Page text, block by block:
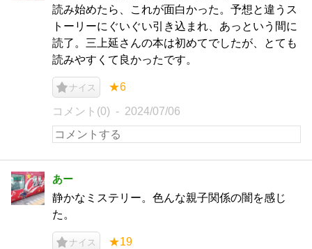
読み始めたら、これが面白かった。予想と違うス
トーリーにぐいぐい引き込まれ、あっという間に
読了。三上延さんの本は初めてでしたが、とても
読みやすくて良かったです。
ナイス ★6
コメント(0) 2024/07/06
あー
静かなミステリー。色んな親子関係の闇を感じ
た。
ナイス ★19